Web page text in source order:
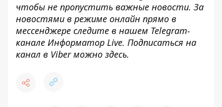
чтобы не пропустить важные новости. За
новостями в режиме онлайн прямо в
мессенджере следите в нашем Telegram-
канале Информатор Live. Подписаться на
канал в Viber можно здесь.